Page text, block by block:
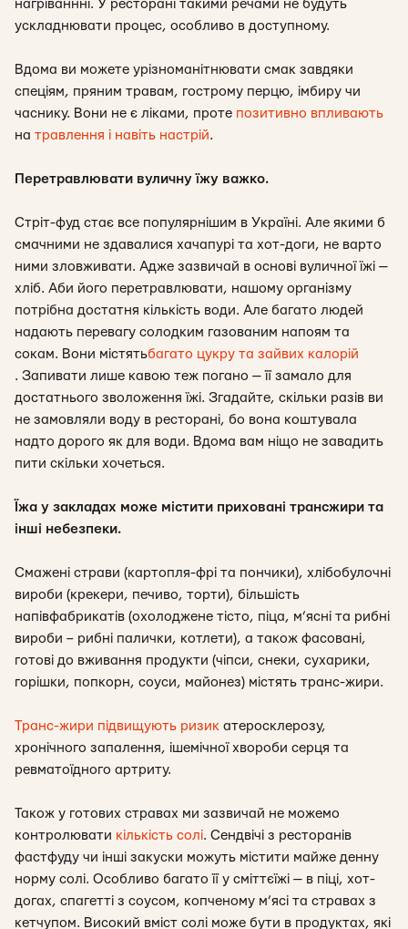
нагріваннні. У ресторані такими речами не будуть
ускладнювати процес, особливо в доступному.
Вдома ви можете урізноманітнювати смак завдяки
спеціям, пряним травам, гострому перцю, імбиру чи
часнику. Вони не є ліками, проте позитивно впливають
на травлення і навіть настрій.
Перетравлювати вуличну їжу важко.
Стріт-фуд стає все популярнішим в Україні. Але якими б
смачними не здавалися хачапурі та хот-доги, не варто
ними зловживати. Адже зазвичай в основі вуличної їжі —
хліб. Аби його перетравлювати, нашому організму
потрібна достатня кількість води. Але багато людей
надають перевагу солодким газованим напоям та
сокам. Вони містятьбагато цукру та зайвих калорій
. Запивати лише кавою теж погано — її замало для
достатнього зволоження їжі. Згадайте, скільки разів ви
не замовляли воду в ресторані, бо вона коштувала
надто дорого як для води. Вдома вам ніщо не завадить
пити скільки хочеться.
Їжа у закладах може містити приховані трансжири та
інші небезпеки.
Смажені страви (картопля-фрі та пончики), хлібобулочні
вироби (крекери, печиво, торти), більшість
напівфабрикатів (охолоджене тісто, піца, м’ясні та рибні
вироби – рибні палички, котлети), а також фасовані,
готові до вживання продукти (чіпси, снеки, сухарики,
горішки, попкорн, соуси, майонез) містять транс-жири.
Транс-жири підвищують ризик атеросклерозу,
хронічного запалення, ішемічної хвороби серця та
ревматоїдного артриту.
Також у готових стравах ми зазвичай не можемо
контролювати кількість солі. Сендвічі з ресторанів
фастфуду чи інші закуски можуть містити майже денну
норму солі. Особливо багато її у сміттєїжі — в піці, хот-
догах, спагетті з соусом, копченому м’ясі та стравах з
кетчупом. Високий вміст солі може бути в продуктах, які